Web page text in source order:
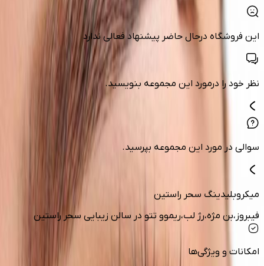
این فروشگاه درحال حاضر پیشنهاد فعالی ندارد
نظر خود را درمورد این مجموعه بنویسید.
سوالی در مورد این مجموعه بپرسید.
میکروبلیدینگ سحر راستین
فیبروز،بن مژه،رژ لب،ریموو تتو در سالن زیبایی سحر راستین
امکانات و ویژگی‌ها